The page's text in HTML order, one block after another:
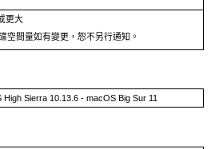
更大
空間量如有變更，恕不另行通知。
High Sierra 10.13.6- macOS Big Sur 11